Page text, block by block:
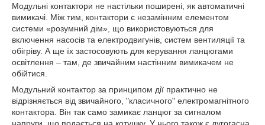
Модульні контактори не настільки поширені, як автоматичні
вимикачі. Між тим, контактори є незамінним елементом
системи «розумний дім», що використовуються для
включення насосів та електродвигунів, систем вентиляції та
обігріву. А ще їх застосовують для керування ланцюгами
освітлення – там, де звичайним настінним вимикачем не
обійтися.
Модульний контактор за принципом дії практично не
відрізняється від звичайного, "класичного" електромагнітного
контактора. Він так само замикає ланцюг за сигналом
напруги, що подається на котушку. У нього також є дугогасна